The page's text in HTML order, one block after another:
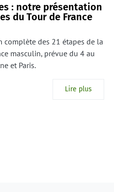
: notre présentation
du Tour de France
complète des 21 étapes de la
masculin, prévue du 4 au
et Paris.
Lire plus